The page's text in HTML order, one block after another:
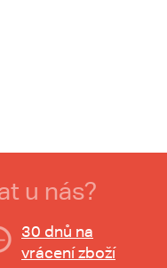
u nás?
30 dnů na
vrácení zboží